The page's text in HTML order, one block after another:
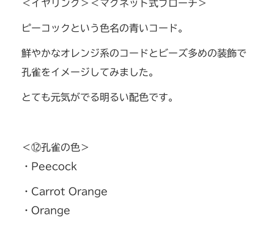
＜イヤリング＞＜マグネット式ブローチ＞
ピーコックという色名の青いコード。
鮮やかなオレンジ系のコードとビーズ多めの装飾で
孔雀をイメージしてみました。
とても元気がでる明るい配色です。
＜⑫孔雀の色＞
・Peecock
・Carrot Orange
・Orange